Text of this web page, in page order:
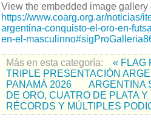
View the embedded image gallery
https://www.coarg.org.ar/noticias/
argentina-conquisto-el-oro-en-
en-el-
Más en esta categoría:
« FLAG
TRIPLE PRESENTACIÓN
PANAMÁ 2026
ARGENTINA
DE ORO, CUATRO DE PLATA
RÉCORDS Y MÚLTIPLES